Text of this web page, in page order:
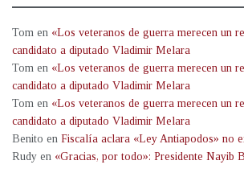
Tom en «Los veteranos de guerra merecen un
candidato a diputado Vladimir Melara
Tom en «Los veteranos de guerra merecen un
candidato a diputado Vladimir Melara
Tom en «Los veteranos de guerra merecen un
candidato a diputado Vladimir Melara
Benito en Fiscalía aclara «Ley Antiapodos» no
Rudy en «Gracias, por todo»: Presidente Nayib